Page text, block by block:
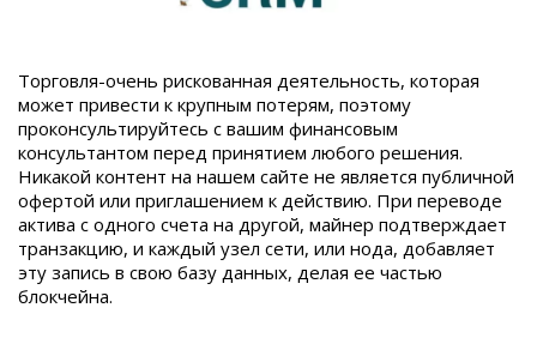
Торговля-очень рискованная деятельность, которая
может привести к крупным потерям, поэтому
проконсультируйтесь с вашим финансовым
консультантом перед принятием любого решения.
Никакой контент на нашем сайте не является публичной
офертой или приглашением к действию. При переводе
актива с одного счета на другой, майнер подтверждает
транзакцию, и каждый узел сети, или нода, добавляет
эту запись в свою базу данных, делая ее частью
блокчейна.